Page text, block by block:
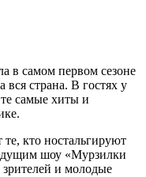
в самом первом сезоне
вся страна. В гостях у
самые хиты и
кто ностальгируют
шоу «Мурзилки
и молодые